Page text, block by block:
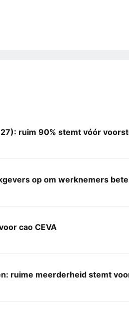
ruim 90% stemt vóór
op om werknemers
cao CEVA
ruime meerderheid stemt